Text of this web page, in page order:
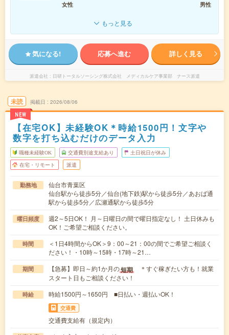
女性
男性
もっと見る
気になる! 応募へ進む 詳しく見る
派遣会社 日研トータルソーシング株式会社 メディカルケア事業部 ナース派遣
未読
NEW
掲載日 2026/08/06
【在宅OK】未経験OK＊時給1500円！文字や
数字を打ち込むだけのデータ入力
職種未経験OK 交通費別途支給あり 土日祝日が休み
在宅・リモート 派遣
勤務地
仙台市青葉区
仙台駅から徒歩5分／仙台(地下鉄)駅から徒歩5分／あおば通
駅から徒歩5分／広瀬通駅から徒歩5分
曜日頻度
週2～5日OK！ 月～日曜日の間で曜日指定なし！ 土日休みも
OK！ご希望ご相談ください。
時間
＜1日4時間からOK＞9：00～21：00の間でご希望ご相談く
ださい！・10時～15時・17時～21…
期間 【急募】即日～約1か月の短期
＊すぐ稼ぎたい方も！就業
スタート日もご相談ください！
時給 時給1500円～1650円 ■日払い・週払いOK！
交通費
交通費支給有（規定内）